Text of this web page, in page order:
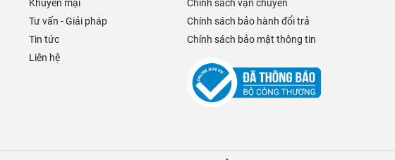
Khuyến mại
Tư vấn - Giải pháp
Tin tức
Liên hệ
Chính sách vận chuyển
Chính sách bảo hành đổi trả
Chính sách bảo mật thông tin